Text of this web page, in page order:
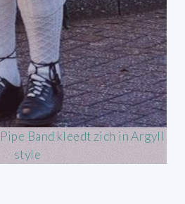
Band kleedt zich in Argyll
style